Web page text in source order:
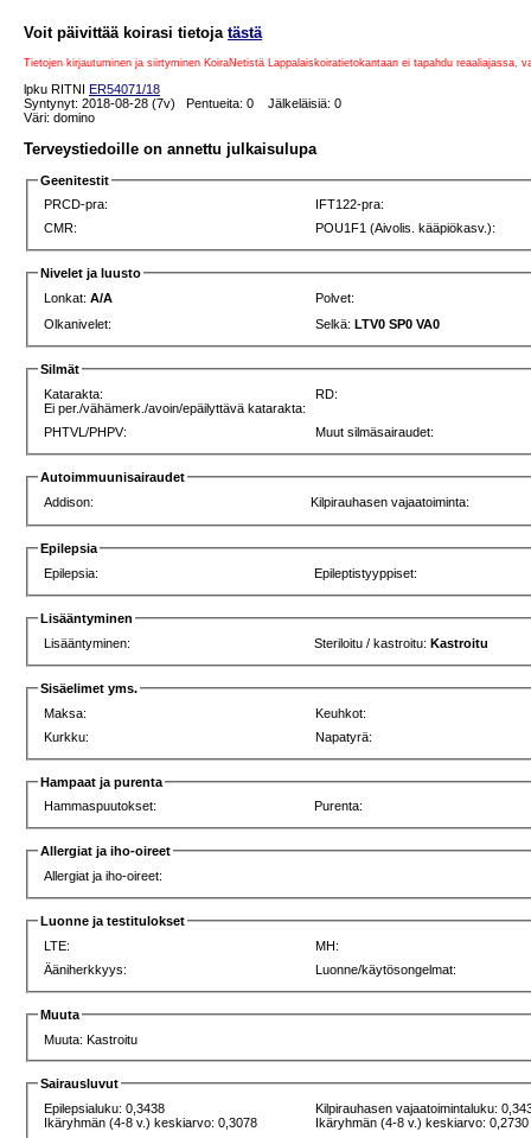
Voit päivittää koirasi tietoja tästä
Tietojen kirjautuminen ja siirtyminen KoiraNetistä Lappalaiskoiratietokantaan ei tapahdu
lpku RITNI ER54071/18
Syntynyt: 2018-08-28 (7v) Pentueita: 0 Jälkeläisiä: 0
Väri: domino
Terveystiedoille on annettu julkaisulupa
Geenitestit
PRCD-pra:
IFT122-pra:
CMR:
POU1F1 (Aivolis. kääpiökasv.):
Nivelet ja luusto
Lonkat:A/A
Polvet:
Olkanivelet:
Selkä:LTV0 SP0 VA0
Silmät
Katarakta:
Ei per./vähämerk./avoin/epäilyttävä katarakta:
RD:
PHTVL/PHPV: Muut silmäsairaudet:
Autoimmuunisairaudet
Addison:
Kilpirauhasen vajaatoiminta:
Epilepsia
Epilepsia:
Epileptistyyppiset:
Lisääntyminen
Lisääntyminen:
Steriloitu / kastroitu:Kastroitu
Sisäelimet yms.
Maksa:
Keuhkot:
Kurkku:
Napatyrä:
Hampaat ja purenta
Hammaspuutokset:
Purenta:
Allergiat ja iho-oireet
Allergiat ja iho-oireet:
Luonne ja testitulokset
LTE:
MH:
Ääniherkkyys:
Luonne/käytösongelmat:
Muuta
Muuta: Kastroitu
Sairausluvut
Epilepsialuku: 0,3438
Ikäryhmän (4-8 v.) keskiarvo: 0,3078
Kilpirauhasen vajaatoimintaluku:
Ikäryhmän (4-8 v.) keskiarvo: 0,2730